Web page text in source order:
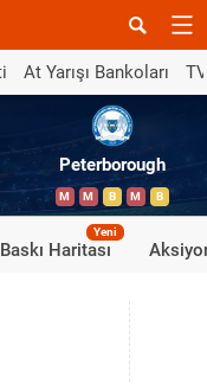
At Yarışı Bankoları
Peterborough
M M B M B
Baskı Haritası
Yeni